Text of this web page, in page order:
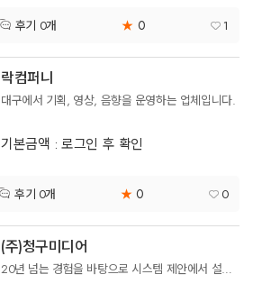
후기 0개 ★ 0 1
락컴퍼니
대구에서 기획, 영상, 음향을 운영하는 업체입니다.
기본금액 : 로그인 후 확인
후기 0개 ★ 0 0
(주)청구미디어
20년 넘는 경험을 바탕으로 시스템 제안에서 설비까지..최신의 영상기기 장비 보유중, 전국 가능